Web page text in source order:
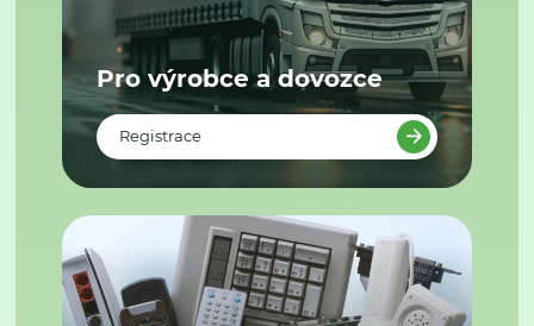
Pro výrobce a dovozce
Registrace